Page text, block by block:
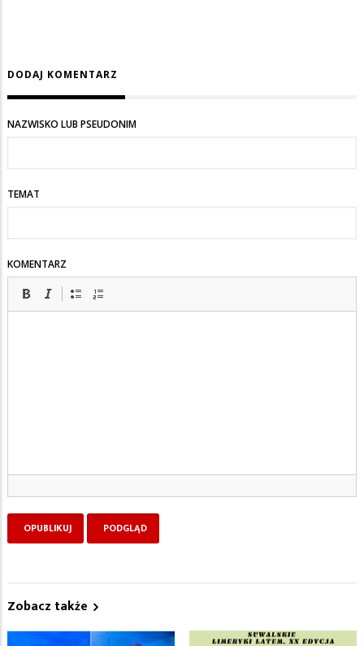
DODAJ KOMENTARZ
NAZWISKO LUB PSEUDONIM
TEMAT
KOMENTARZ
Zobacz także